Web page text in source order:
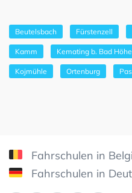
Beutelsbach Fürstenzell
Kamm Kemating b. Bad
Kojmühle Ortenburg
Fahrschulen in
Fahrschulen in